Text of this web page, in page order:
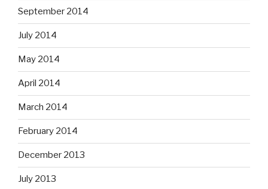
September 2014
July 2014
May 2014
April 2014
March 2014
February 2014
December 2013
July 2013